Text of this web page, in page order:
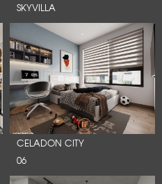
SKYVILLA
CELADON CITY
06